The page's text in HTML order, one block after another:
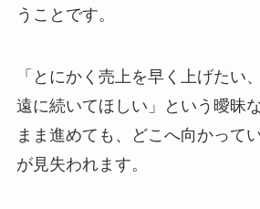
うことです。
「とにかく売上を早く上げたい
遠に続いてほしい」という曖昧
まま進めても、どこへ向かって
が見失われます。